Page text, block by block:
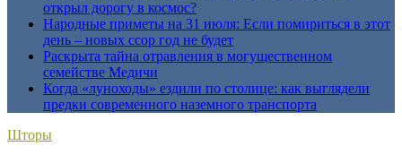
открыл дорогу в космос?
Народные приметы на 31 июля: Если помириться в этот
день – новых ссор год не будет
Раскрыта тайна отравления в могущественном
семействе Медичи
Когда «луноходы» ездили по столице: как выглядели
предки современного наземного транспорта
Шторы